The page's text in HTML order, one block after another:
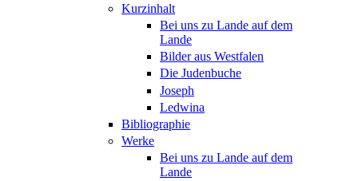
Kurzinhalt
Bei uns zu Lande auf dem
Lande
Bilder aus Westfalen
Die Judenbuche
Joseph
Ledwina
Bibliographie
Werke
Bei uns zu Lande auf dem
Lande